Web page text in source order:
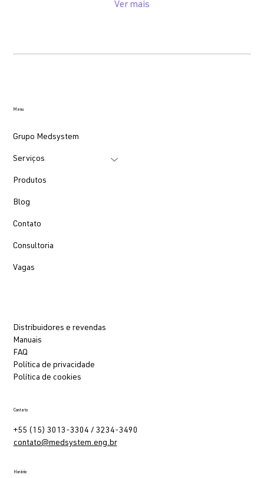
Ver mais
Menu
Grupo Medsystem
Serviços
Produtos
Blog
Contato
Consultoria
Vagas
Distribuidores e revendas
Manuais
FAQ
Política de privacidade
Política de cookies
Contato
+55 (15) 3013-3304 / 3234-3490
contato@medsystem.eng.br
Horário